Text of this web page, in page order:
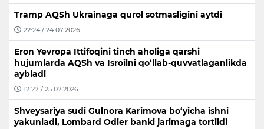
Tramp AQSh Ukrainaga qurol sotmasligini aytdi
22:24 / 24.07.2026
Eron Yevropa Ittifoqini tinch aholiga qarshi
hujumlarda AQSh va Isroilni qo‘llab-quvvatlaganlikda
aybladi
12:27 / 25.07.2026
Shveysariya sudi Gulnora Karimova bo‘yicha ishni
yakunladi, Lombard Odier banki jarimaga tortildi